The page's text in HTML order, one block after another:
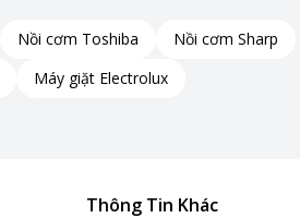
Nồi cơm Toshiba
Nồi cơm Sharp
Máy giặt Electrolux
Thông Tin Khác